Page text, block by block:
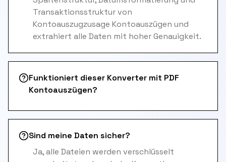
Transaktionsstruktur von
Kontoauszugzusage Kontoauszügen und
extrahiert alle Daten mit hoher Genauigkeit.
Funktioniert dieser Konverter mit PDF
Kontoauszügen?
Sind meine Daten sicher?
Ja, alle Dateien werden verschlüsselt